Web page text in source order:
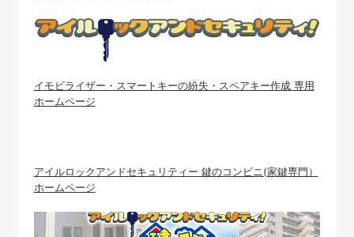
イモビライザー・スマートキーの紛失・スペアキー作成 専用
ホームページ
アイルロックアンドセキュリティー 鍵のコンビニ(家鍵専門）
ホームページ